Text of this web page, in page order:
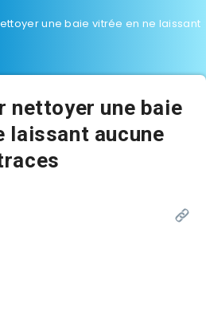
une baie vitrée en ne laissant
nettoyer une baie
laissant aucune